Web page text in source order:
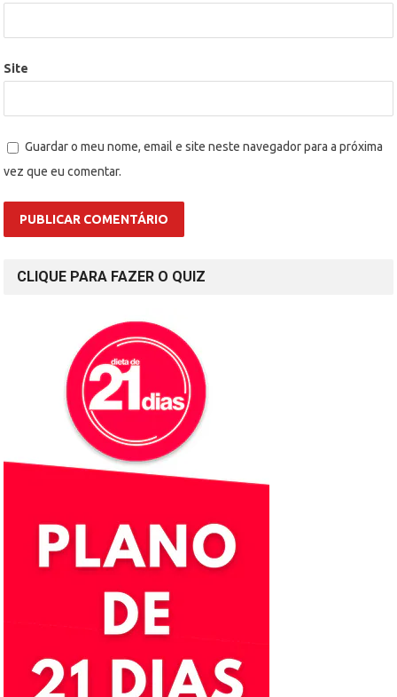
Site
Guardar o meu nome, email e site neste navegador para a próxima
vez que eu comentar.
CLIQUE PARA FAZER O QUIZ